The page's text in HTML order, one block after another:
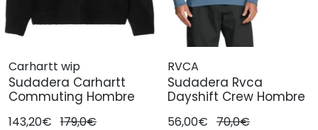
Carhartt wip
Sudadera Carhartt
Commuting Hombre
143,20€ 179,0€
RVCA
Sudadera Rvca
Dayshift Crew Hombre
56,00€ 70,0€